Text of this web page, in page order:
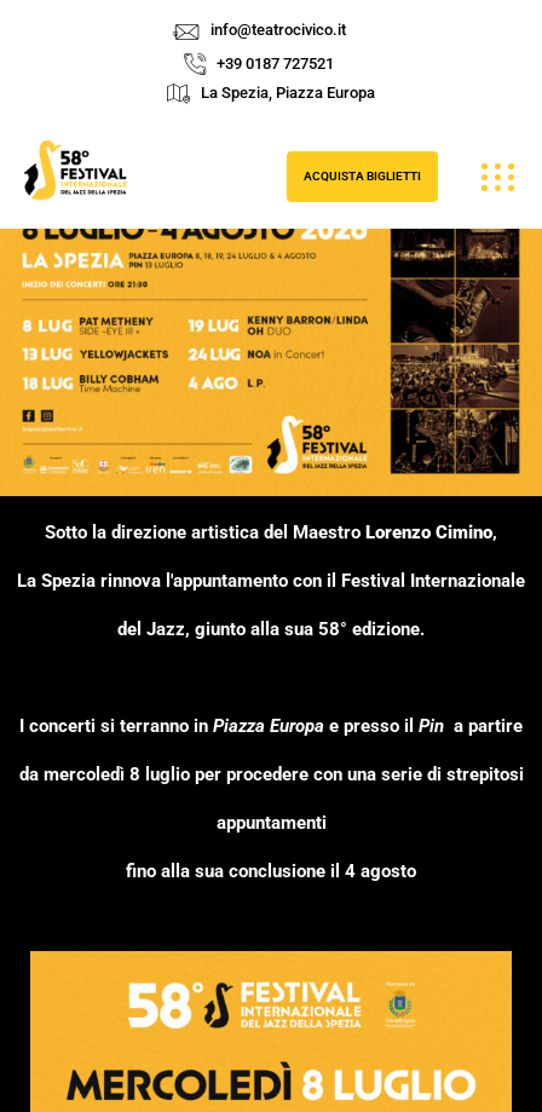
info@teatrocivico.it
+39 0187 727521
La Spezia, Piazza Europa
ACQUISTA BIGLIETTI
Sotto la direzione artistica del Maestro Lorenzo Cimino,
La Spezia rinnova l'appuntamento con il Festival Internazionale
del Jazz, giunto alla sua 58° edizione.
I concerti si terranno in Piazza Europa e presso il Pin a partire
da mercoledì 8 luglio per procedere con una serie di strepitosi
appuntamenti
fino alla sua conclusione il 4 agosto